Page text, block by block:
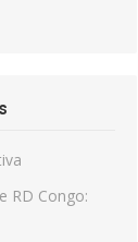
RD Congo: